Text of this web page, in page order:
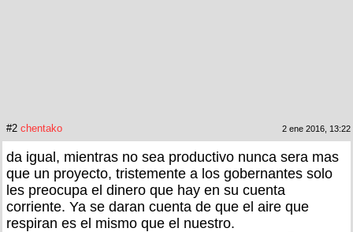
#2 chentako 2 ene 2016, 13:22
da igual, mientras no sea productivo nunca sera mas
que un proyecto, tristemente a los gobernantes solo
les preocupa el dinero que hay en su cuenta
corriente. Ya se daran cuenta de que el aire que
respiran es el mismo que el nuestro.